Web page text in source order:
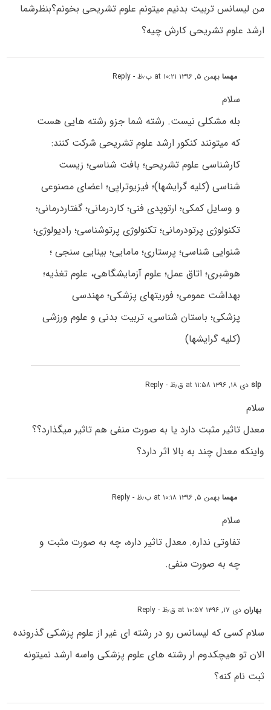
من لیسانس تربیت بدنیم میتونم علوم تشریحی بخونم؟بنظرشما
ارشد علوم تشریحی کارش چیه؟
مهسابهمن ۵, ۱۳۹۶ at ۱۰:۲۱ ب٫ظ - Reply
سلام
بله مشکلی نیست. رشته شما جزو رشته هایی هست
که میتونند کنکور ارشد علوم تشریحی شرکت کنند:
کارشناسی علوم تشریحی؛ بافت شناسی؛ زیست
شناسی (کلیه گرایشها)؛ فیزیوتراپی؛ اعضای مصنوعی
و وسایل کمکی؛ ارتوپدی فنی؛ کاردرمانی؛ گفتاردرمانی؛
تکنولوژی پرتودرمانی؛ تکنولوژی پرتوشناسی؛ رادیولوژی؛
شنوایی شناسی؛ پرستاری؛ مامایی؛ بینایی سنجی ؛
هوشبری؛ اتاق عمل؛ علوم آزمایشگاهی، علوم تغذیه؛
بهداشت عمومی؛ فوریتهای پزشکی؛ مهندسی
پزشکی؛ باستان شناسی، تربیت بدنی و علوم ورزشی
(کلیه گرایشها)
slp دی ۱۸, ۱۳۹۶ at ۱۱:۵۸ ق٫ظ - Reply
سلام
معدل تاثیر مثبت دارد یا به صورت منفی هم تاثیر میگذارد؟؟
واینکه معدل چند به بالا اثر دارد؟
مهسابهمن ۵, ۱۳۹۶ at ۱۰:۱۸ ب٫ظ - Reply
سلام
تفاوتی نداره. معدل تاثیر داره، چه به صورت مثبت و
چه به صورت منفی.
بهاران دی ۱۷, ۱۳۹۶ at ۱۰:۵۷ ق٫ظ - Reply
سلام کسی که لیسانس رو در رشته ای غیر از علوم پزشکی گذرونده
الان تو هیچکدوم ار رشته های علوم پزشکی واسه ارشد نمیتونه
ثبت نام کنه؟